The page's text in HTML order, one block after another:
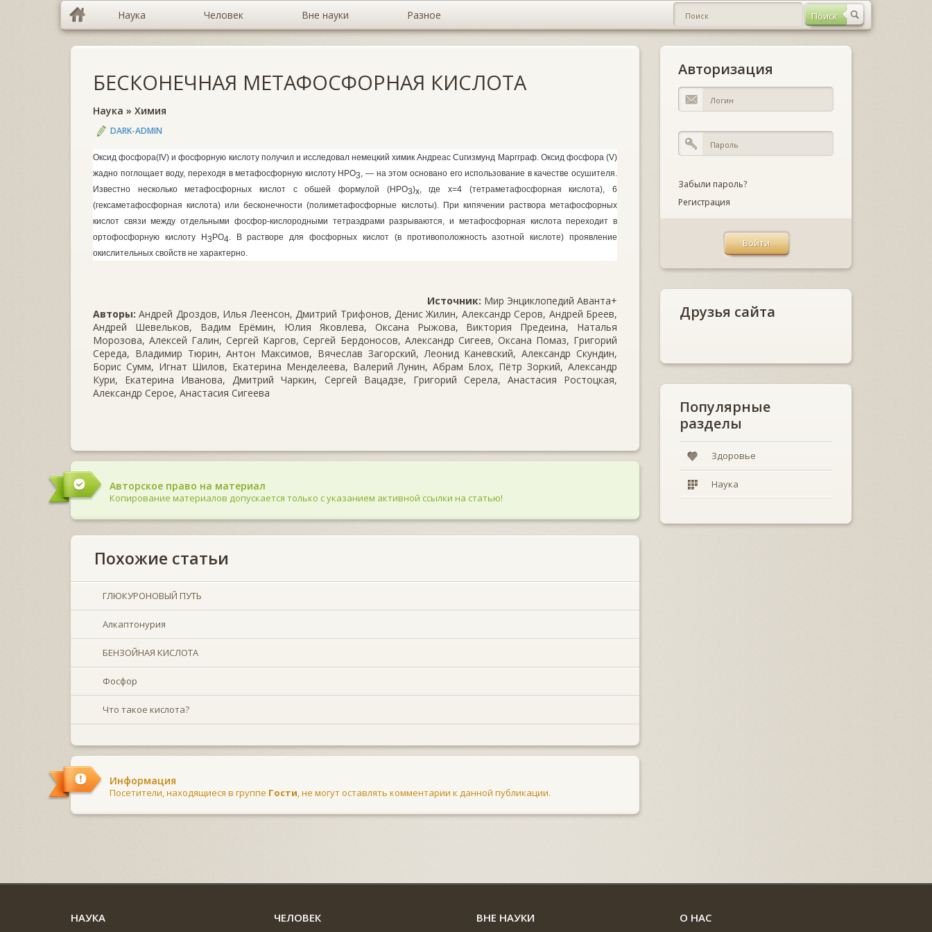
Наука Человек Вне науки Разное
БЕСКОНЕЧНАЯ МЕТАФОСФОРНАЯ КИСЛОТА
Наука » Химия
DARK-ADMIN
Оксид фосфора(IV) и фосфорную кислоту получил и иссле­довал немецкий химик Андреас Cuгизмунд Маргграф. Оксид фосфора (V)
жадно поглощает воду, переходя в метафосфорную кислоту НРО3 , — на этом основано его ис­пользование в качестве осушителя.
Известно несколько метафосфорных кислот с обшей формулой (НРО3)x, где х=4 (тетраметафосфорная кислота), 6
(гексаметафосфорная кислота) или бесконечности (полиметафосфорные кисло­ты). При кипячении раствора метафосфорных
кислот свя­зи между отдельными фосфор-кислородными тетраэдрами разрываются, и метафосфорная кислота переходит в
ортофосфорную кислоту H3PO4
В растворе для фосфорных кислот (в противоположность азотной кислоте) проявление
окислительных свойств не характерно.
Источник: Мир Энциклопедий Аванта+
Авторы: Андрей Дроздов, Илья Леенсон, Дмитрий Трифонов, Денис Жилин, Александр Серов, Андрей Бреев,
Андрей Шевельков, Вадим Ерёмин, Юлия Яковлева, Оксана Рыжова, Виктория Предеина, Наталья
Морозова, Алексей Галин, Сергей Каргов, Сергей Бердоносов, Александр Сигеев, Оксана Помаз, Григорий
Середа, Владимир Тюрин, Антон Максимов, Вячеслав Загорский, Леонид Каневский, Александр Скундин,
Борис Сумм, Игнат Шилов, Екатерина Менделеева, Валерий Лунин, Абрам Блох, Пётр Зоркий, Александр
Кури, Екатерина Иванова, Дмитрий Чаркин, Сергей Вацадзе, Григорий Серела, Анастасия Ростоцкая,
Александр Серое, Анастасия Сигеева
Авторское право на материал
Копирование материалов допускается только с указанием активной ссылки на статью!
Похожие статьи
ГЛЮКУРОНОВЫЙ ПУТЬ
Алкаптонурия
БЕНЗОЙНАЯ КИСЛОТА
Фосфор
Что такое кислота?
Информация
Посетители, находящиеся в группе Гости, не могут оставлять комментарии к данной публикации.
Авторизация
Забыли пароль?
Регистрация
Друзья сайта
Популярные
разделы
Здоровье
Наука
НАУКА ЧЕЛОВЕК ВНЕ НАУКИ О НАС